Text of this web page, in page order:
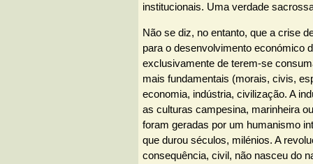
institucionais. Uma verdade
Não se diz, no entanto, que a crise
para o desenvolvimento económico
exclusivamente de terem-se
mais fundamentais (morais, civis,
economia, indústria, civilização. A
as culturas campesina, marinheira
foram geradas por um humanismo
que durou séculos, milénios. A
consequência, civil, não nasceu do